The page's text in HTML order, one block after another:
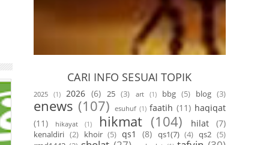
CARI INFO SESUAI TOPIK
2025 (1) 2026 (6) 25 (3) art (1) bbg (5) blog (3)
enews (107) esuhuf (1) faatih (11) haqiqat
(11)
hikayat (1) hikmat (104) hilat (7)
kenaldiri (2) khoir (5) qs1 (8) qs1(7) (4) qs2 (5)